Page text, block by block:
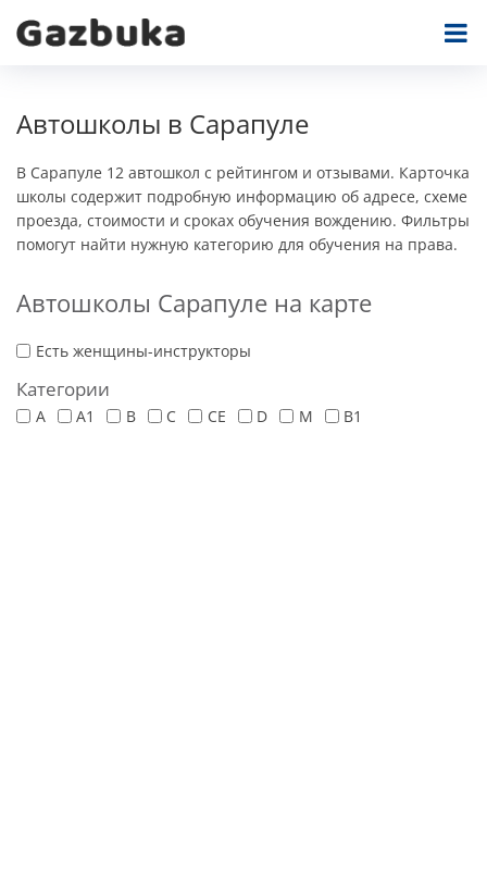
Автошколы в Сарапуле
В Сарапуле 12 автошкол с рейтингом и отзывами. Карточка
школы содержит подробную информацию об адресе, схеме
проезда, стоимости и сроках обучения вождению. Фильтры
помогут найти нужную категорию для обучения на права.
Автошколы Сарапуле на карте
Есть женщины-инструкторы
Категории
A A1 B C CE D M В1